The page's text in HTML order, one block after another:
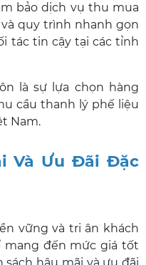
bảo dịch vụ thu mua
quy trình nhanh gọn
tác tin cậy tại các tỉnh
là sự lựa chọn hàng
cầu thanh lý phế liệu
Nam.
Và Ưu Đãi Đặc
vững và tri ân khách
mang đến mức giá tốt